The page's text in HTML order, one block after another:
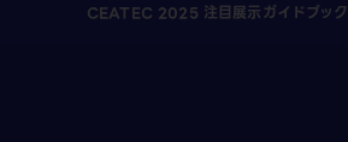
CEATEC 2025 注目展示ガイドブック